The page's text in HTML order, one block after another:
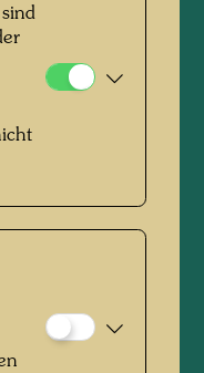
1973
pro cm
UND